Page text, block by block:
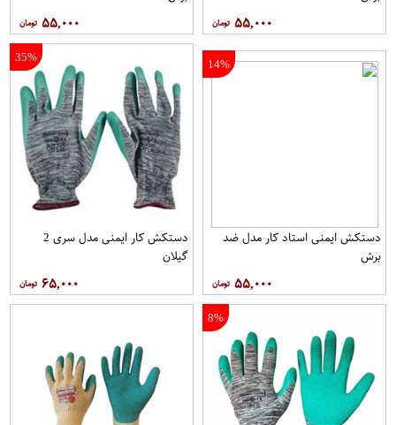
۵۵,۰۰۰ ۵۵,۰۰۰
14%
دستکش ایمنی استاد کار مدل ضد
برش
۵۵,۰۰۰
35%
دستکش کار ایمنی مدل سری 2
گیلان
۶۵,۰۰۰
8%